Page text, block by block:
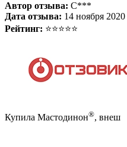
Автор отзыва: С***
Дата отзыва: 14 ноября 2020
Рейтинг: ⭐⭐⭐⭐⭐
Купила Мастодинон®, внеш